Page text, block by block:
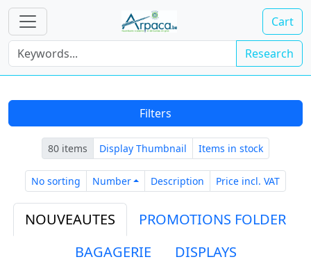
Cart
Research
Filters
80 items Display Thumbnail Items in stock
No sortingNo sorting
NumberNumberDescription Description
Price incl. VATPrice
NOUVEAUTES
PROMOTIONS FOLDER
BAGAGERIE
DISPLAYS